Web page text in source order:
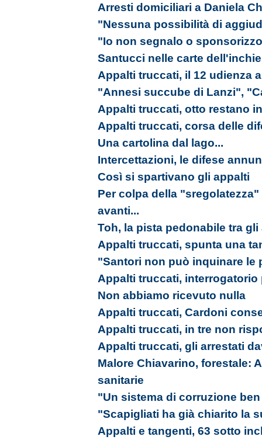
Arresti domiciliari a Daniela
"Nessuna possibilità di
"Io non segnalo o
Santucci nelle carte
Appalti truccati, il 12 udienza
"Annesi succube di Lanzi",
Appalti truccati, otto restano
Appalti truccati, corsa delle
Una cartolina dal lago...
Intercettazioni, le difese
Così si spartivano gli appalti
Per colpa della
avanti...
Toh, la pista pedonabile tra
Appalti truccati, spunta una
"Santori non può inquinare le
Appalti truccati, interrogatorio
Non abbiamo ricevuto nulla
Appalti truccati, Cardoni
Appalti truccati, in tre non
Appalti truccati, gli arrestati
Malore Chiavarino, forestale:
sanitarie
"Un sistema di corruzione
"Scapigliati ha già chiarito la
Appalti e tangenti, 63 sotto